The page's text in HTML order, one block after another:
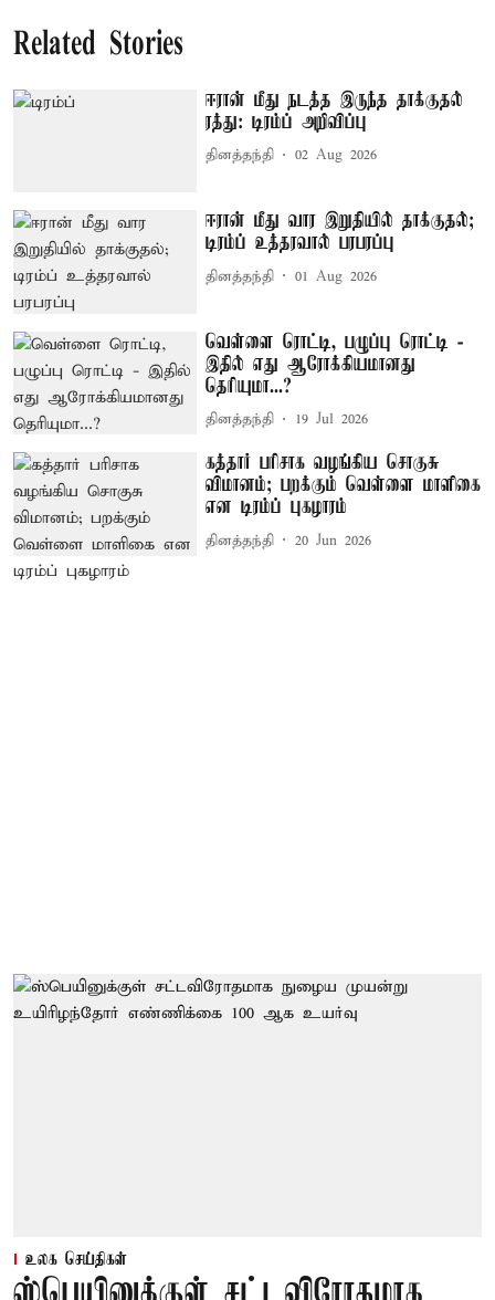
Related Stories
ஈரான் மீது நடத்த இருந்த தாக்குதல்
ரத்து: டிரம்ப் அறிவிப்பு
தினத்தந்தி 02 Aug 2026
ஈரான் மீது வார இறுதியில் தாக்குதல்;
டிரம்ப் உத்தரவால் பரபரப்பு
தினத்தந்தி 01 Aug 2026
வெள்ளை ரொட்டி, பழுப்பு ரொட்டி -
இதில் எது ஆரோக்கியமானது
தெரியுமா...?
தினத்தந்தி 19 Jul 2026
கத்தார் பரிசாக வழங்கிய சொகுசு
விமானம்; பறக்கும் வெள்ளை மாளிகை
என டிரம்ப் புகழாரம்
தினத்தந்தி 20 Jun 2026
உலக செய்திகள்